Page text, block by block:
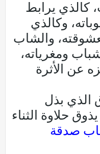
كالذي يرابط
وكالذي
والشاب
ومغرياته،
عن الأثرة
الذي بذل
حلاوة الثناء
صدقة